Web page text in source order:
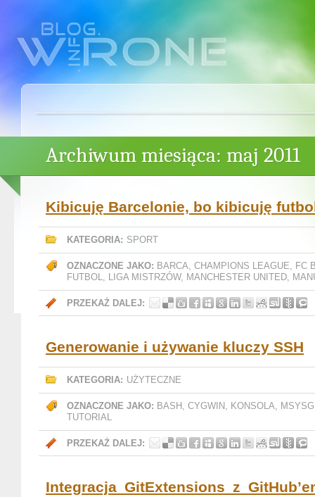
Archiwum miesiąca: maj 2011
Kibicuję Barcelonie, bo kibicuję
KATEGORIA: SPORT
OZNACZONE JAKO: BARCA, CHAMPIONS LEAGUE, FC
FUTBOL, LIGA MISTRZÓW, MANCHESTER UNITED,
PRZEKAŻ DALEJ:
Generowanie i używanie kluczy SSH
KATEGORIA: UŻYTECZNE
OZNACZONE JAKO: BASH , CYGWIN, KONSOLA,
TUTORIAL
PRZEKAŻ DALEJ:
Integracja GitExtensions z